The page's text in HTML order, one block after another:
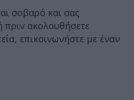
σοβαρό και σας
πριν ακολουθήσετε
επικοινωνήστε με έναν